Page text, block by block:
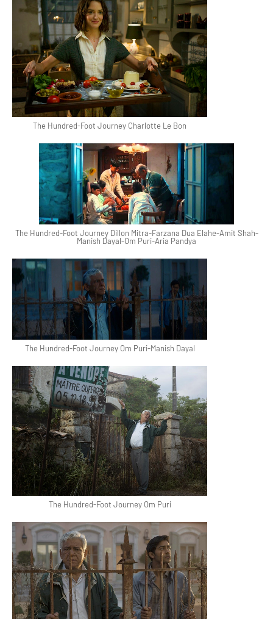
The Hundred-Foot Journey Charlotte Le Bon
The Hundred-Foot Journey Dillon Mitra-Farzana Dua Elahe-Amit Shah-
Manish Dayal-Om Puri-Aria Pandya
The Hundred-Foot Journey Om Puri-Manish Dayal
The Hundred-Foot Journey Om Puri